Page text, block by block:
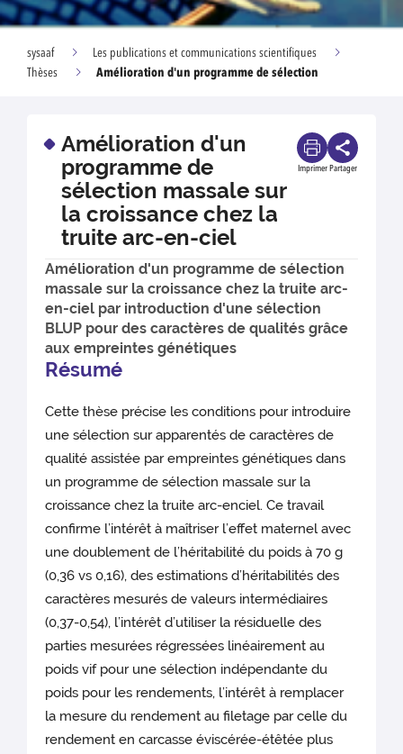
sysaaf
Les publications et communications scientifiques
Thèses
Amélioration d'un programme de sélection
Amélioration d'un
programme de
sélection massale sur
la croissance chez la
truite arc-en-ciel
Imprimer Partager
Amélioration d'un programme de sélection
massale sur la croissance chez la truite arc-
en-ciel par introduction d'une sélection
BLUP pour des caractères de qualités grâce
aux empreintes génétiques
Résumé
Cette thèse précise les conditions pour introduire
une sélection sur apparentés de caractères de
qualité assistée par empreintes génétiques dans
un programme de sélection massale sur la
croissance chez la truite arc-enciel. Ce travail
confirme l’intérêt à maîtriser l’effet maternel avec
une doublement de l’héritabilité du poids à 70 g
(0,36 vs 0,16), des estimations d’héritabilités des
caractères mesurés de valeurs intermédiaires
(0,37-0,54), l’intérêt d’utiliser la résiduelle des
parties mesurées régressées linéairement au
poids vif pour une sélection indépendante du
poids pour les rendements, l’intérêt à remplacer
la mesure du rendement au filetage par celle du
rendement en carcasse éviscérée-étêtée plus